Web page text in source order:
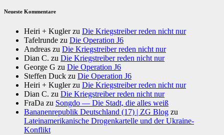
Neueste Kommentare
Heiri + Kuglerzu Die Kriegstreiber reden nicht nur
Tafelrunde zu Die Operation J6
Andreas zu Die Kriegstreiber reden nicht nur
Dian C. zu Die Kriegstreiber reden nicht nur
George G zu Die Operation J6
Steffen Duck zu Die Operation J6
Heiri + Kuglerzu Die Kriegstreiber reden nicht nur
Dian C. zu Die Kriegstreiber reden nicht nur
FraDa zu Songdo — Die Stadt, die alles weiß
Bananenrepublik Deutschland (17) | ZG Blog zu
Lateinamerikanische Drogenkartelle und der Ukraine-
Konflikt